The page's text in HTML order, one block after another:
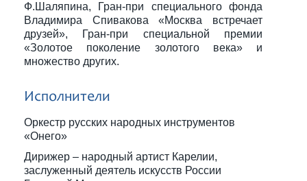
Ф.Шаляпина, Гран-при специального фонда
Владимира Спивакова «Москва встречает
друзей», Гран-при специальной премии
«Золотое поколение золотого века» и
множество других.
Исполнители
Оркестр русских народных инструментов
«Онего»
Дирижер – народный артист Карелии,
заслуженный деятель искусств России